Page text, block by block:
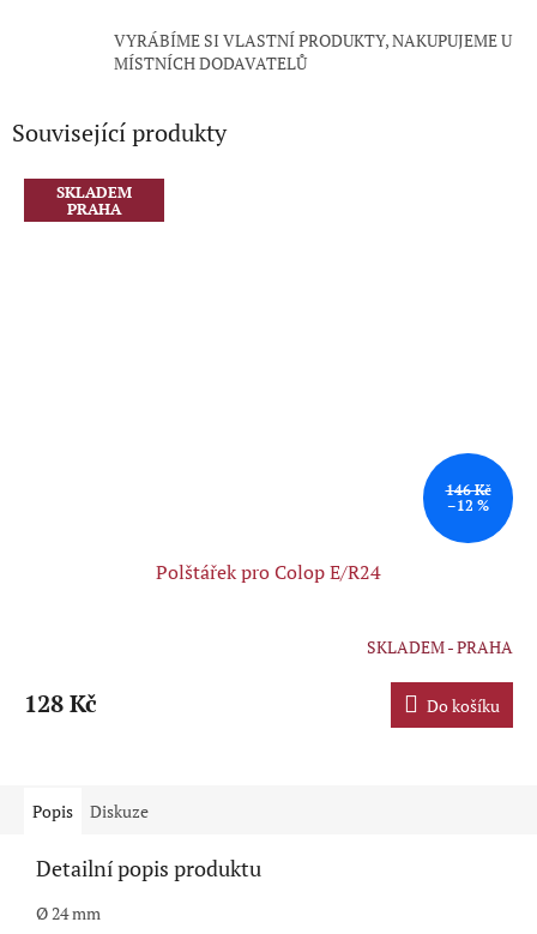
VYRÁBÍME SI VLASTNÍ PRODUKTY, NAKUPUJEME U
MÍSTNÍCH DODAVATELŮ
Související produkty
SKLADEM
PRAHA
146 Kč
–12 %
Polštářek pro Colop E/R24
produktu
je
hvězdiček.
SKLADEM - PRAHA
128 Kč Do košíku
Popis Diskuze
Detailní popis produktu
Ø 24 mm